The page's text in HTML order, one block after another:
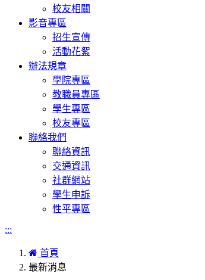
校友相關
影音專區
招生宣傳
活動花絮
辦法規章
學院專區
教職員專區
學生專區
校友專區
聯絡我們
聯絡資訊
交通資訊
社群網站
學生申訴
性平專區
:::
首頁
最新消息